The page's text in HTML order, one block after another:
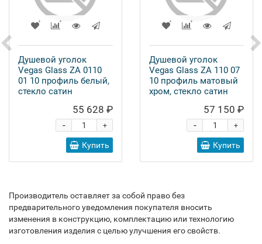
Душевой уголок
Vegas Glass ZA 0110
01 10 профиль белый,
стекло сатин
55 628 ₽
+
-
Купить
Душевой уголок
Vegas Glass ZA 110 07
10 профиль матовый
хром, стекло сатин
57 150 ₽
+
-
Купить
Производитель оставляет за собой право без
предварительного уведомления покупателя вносить
изменения в конструкцию, комплектацию или технологию
изготовления изделия с целью улучшения его свойств.